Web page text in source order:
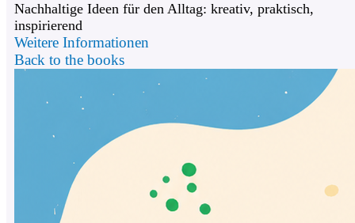
Nachhaltige Ideen für den Alltag: kreativ, praktisch,
inspirierend
Weitere Informationen
Back to the books